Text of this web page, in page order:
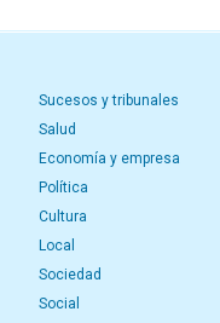
Sucesos y tribunales
Salud
Economía y empresa
Política
Cultura
Local
Sociedad
Social